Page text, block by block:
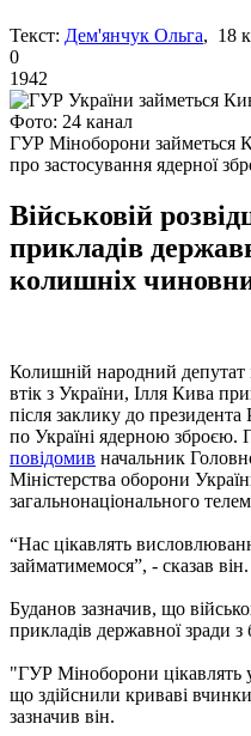
Текст: Дем'янчук Ольга, 18
0
1942
Фото: 24 канал
ГУР Міноборони займеться
про застосування ядерної
Військовій
прикладів
колишніх
Колишній народний депутат
втік з України, Ілля Кива
після заклику до
по Україні ядерною зброєю.
повідомив начальник
Міністерства оборони
загальнонаціонального
“Нас цікавлять
займатимемося”, - сказав він.
Буданов зазначив, що
прикладів державної зради
"ГУР Міноборони цікавлять
що здійснили криваві
зазначив він.